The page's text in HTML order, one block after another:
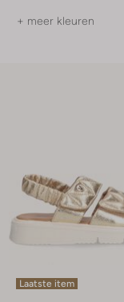
+ meer kleuren
Laatste item